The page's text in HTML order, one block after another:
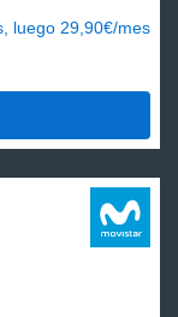
luego 29,90€/mes